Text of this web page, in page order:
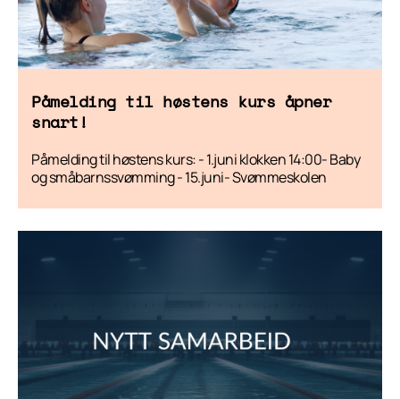
Påmelding til høstens kurs åpner
snart!
Påmelding til høstens kurs: - 1.juni klokken 14:00- Baby
og småbarnssvømming - 15.juni- Svømmeskolen